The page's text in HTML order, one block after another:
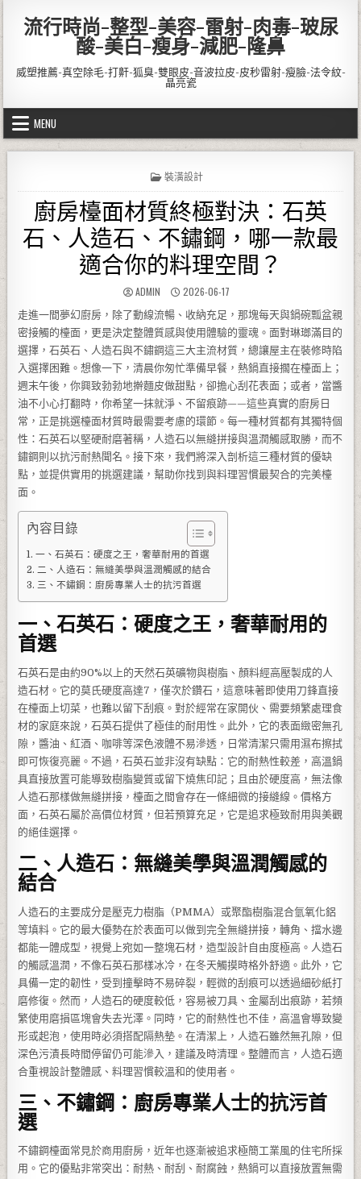
流行時尚-整型-美容-雷射-肉毒-玻尿
酸-美白-瘦身-減肥-隆鼻
威塑推薦-真空除毛-打鼾-狐臭-雙眼皮-音波拉皮-皮秒雷射-瘦臉-法令紋-
晶亮瓷
MENU
POSTED IN
裝潢設計
廚房檯面材質終極對決：石英
石、人造石、不鏽鋼，哪一款最
適合你的料理空間？
AUTHOR:
ADMIN PUBLISHED DATE:
2026-06-17
走進一間夢幻廚房，除了動線流暢、收納充足，那塊每天與鍋碗瓢盆親
密接觸的檯面，更是決定整體質感與使用體驗的靈魂。面對琳瑯滿目的
選擇，石英石、人造石與不鏽鋼這三大主流材質，總讓屋主在裝修時陷
入選擇困難。想像一下，清晨你匆忙準備早餐，熱鍋直接擱在檯面上；
週末午後，你興致勃勃地擀麵皮做甜點，卻擔心刮花表面；或者，當醬
油不小心打翻時，你希望一抹就淨、不留痕跡——這些真實的廚房日
常，正是挑選檯面材質時最需要考慮的環節。每一種材質都有其獨特個
性：石英石以堅硬耐磨著稱，人造石以無縫拼接與溫潤觸感取勝，而不
鏽鋼則以抗污耐熱聞名。接下來，我們將深入剖析這三種材質的優缺
點，並提供實用的挑選建議，幫助你找到與料理習慣最契合的完美檯
面。
內容目錄
一、石英石：硬度之王，奢華耐用的首選
二、人造石：無縫美學與溫潤觸感的結合
三、不鏽鋼：廚房專業人士的抗污首選
一、石英石：硬度之王，奢華耐用的
首選
石英石是由約90%以上的天然石英礦物與樹脂、顏料經高壓製成的人
造石材。它的莫氏硬度高達7，僅次於鑽石，這意味著即使用刀鋒直接
在檯面上切菜，也難以留下刮痕。對於經常在家開伙、需要頻繁處理食
材的家庭來說，石英石提供了極佳的耐用性。此外，它的表面緻密無孔
隙，醬油、紅酒、咖啡等深色液體不易滲透，日常清潔只需用濕布擦拭
即可恢復亮麗。不過，石英石並非沒有缺點：它的耐熱性較差，高溫鍋
具直接放置可能導致樹脂變質或留下燒焦印記；且由於硬度高，無法像
人造石那樣做無縫拼接，檯面之間會存在一條細微的接縫線。價格方
面，石英石屬於高價位材質，但若預算充足，它是追求極致耐用與美觀
的絕佳選擇。
二、人造石：無縫美學與溫潤觸感的
結合
人造石的主要成分是壓克力樹脂（PMMA）或聚酯樹脂混合氫氧化鋁
等填料。它的最大優勢在於表面可以做到完全無縫拼接，轉角、擋水邊
都能一體成型，視覺上宛如一整塊石材，造型設計自由度極高。人造石
的觸感溫潤，不像石英石那樣冰冷，在冬天觸摸時格外舒適。此外，它
具備一定的韌性，受到撞擊時不易碎裂，輕微的刮痕可以透過細砂紙打
磨修復。然而，人造石的硬度較低，容易被刀具、金屬刮出痕跡，若頻
繁使用磨損區塊會失去光澤。同時，它的耐熱性也不佳，高溫會導致變
形或起泡，使用時必須搭配隔熱墊。在清潔上，人造石雖然無孔隙，但
深色污漬長時間停留仍可能滲入，建議及時清理。整體而言，人造石適
合重視設計整體感、料理習慣較溫和的使用者。
三、不鏽鋼：廚房專業人士的抗污首
選
不鏽鋼檯面常見於商用廚房，近年也逐漸被追求極簡工業風的住宅所採
用。它的優點非常突出：耐熱、耐刮、耐腐蝕，熱鍋可以直接放置無需